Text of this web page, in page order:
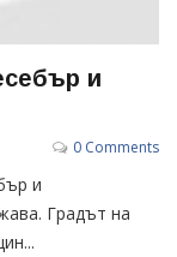
и
0 Comments
и
Градът на